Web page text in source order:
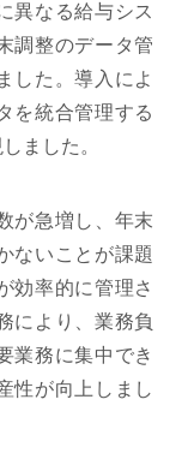
異なる給与シス
調整のデータ管
した。導入によ
を統合管理する
ました。
が急増し、年末
ないことが課題
効率的に管理さ
により、業務負
業務に集中でき
性が向上しまし